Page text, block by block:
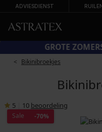
ADVIESDIENST
GROTE
Bikinibroekjes
5 10 beoordeling
Sale -70%